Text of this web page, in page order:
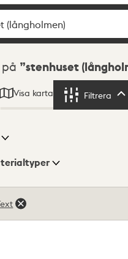
stenhuset
Visa karta Filtrera